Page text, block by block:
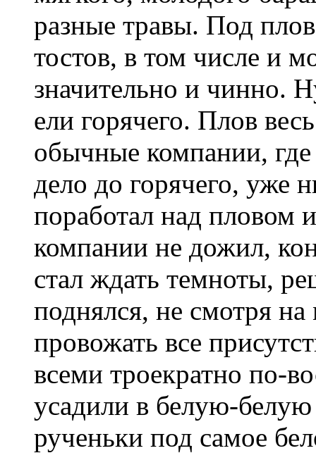
разные травы. Под
тостов, в том числе и
значительно и чинно.
ели горячего. Плов
обычные компании,
дело до горячего, уже
поработал над пловом
компании не дожил,
стал ждать темноты,
поднялся, не смотря
провожать все
всеми троекратно по-
усадили в белую-
рученьки под самое